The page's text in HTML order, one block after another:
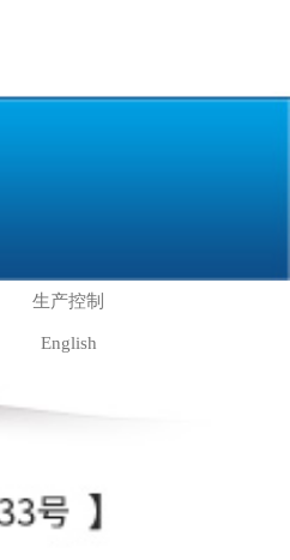
生产控制
English